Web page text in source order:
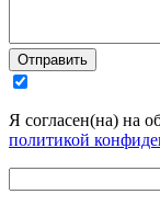
Отправить
Я согласен(на) на
политикой